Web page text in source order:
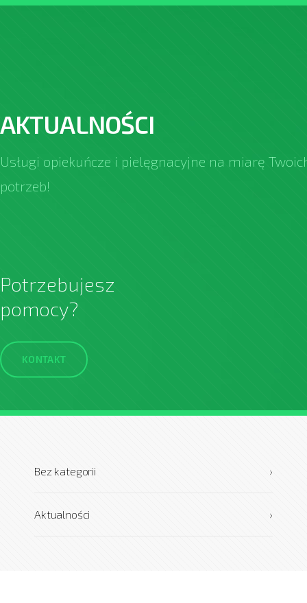
AKTUALNOŚCI
Usługi opiekuńcze i pielęgnacyjne na miarę
potrzeb!
Potrzebujesz
pomocy?
KONTAKT
›
Bez kategorii
›
Aktualności